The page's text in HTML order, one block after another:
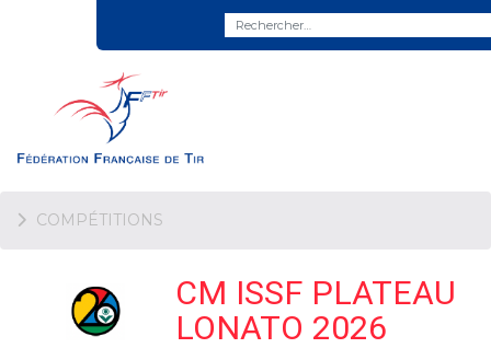
COMPÉTITIONS
CM ISSF PLATEAU
LONATO 2026